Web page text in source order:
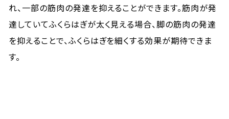
れ、一部の筋肉の発達を抑えることができます。筋肉が発
達していてふくらはぎが太く見える場合、脚の筋肉の発達
を抑えることで、ふくらはぎを細くする効果が期待できま
す。